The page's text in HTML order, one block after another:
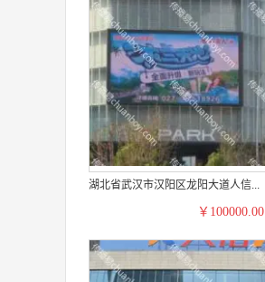
湖北省武汉市汉阳区龙阳大道人信...
￥100000.00